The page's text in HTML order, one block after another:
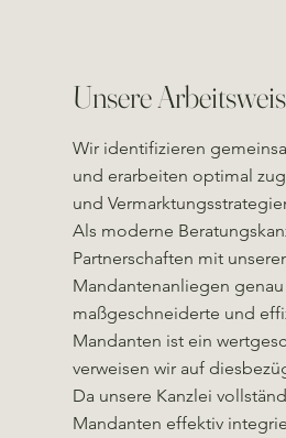
Unsere
Wir identifizieren
und erarbeiten optimal
und
Als moderne
Partnerschaften mit
Mandantenanliegen
maßgeschneiderte und
Mandanten ist ein
verweisen wir auf
Da unsere Kanzlei
Mandanten effektiv